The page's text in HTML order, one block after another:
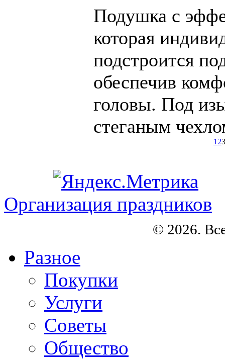
Подушка с
которая
подстроится
обеспечив
головы. Под
стеганым
1 23
Организация праздников
© 2026.
Разное
Покупки
Услуги
Советы
Общество